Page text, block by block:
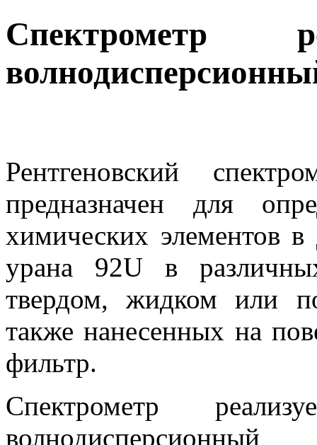
Спектрометр
Рентгеновский
предназначен для
химических элементов
урана 92U в
твердом, жидком или
также нанесенных на
фильтр.
Спектрометр